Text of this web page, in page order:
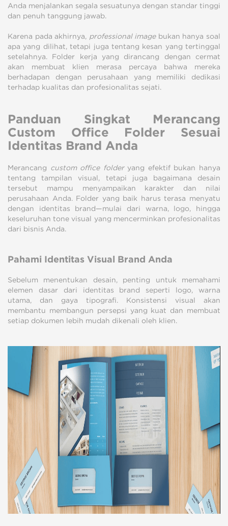
Anda menjalankan segala sesuatunya dengan standar tinggi
dan penuh tanggung jawab.
Karena pada akhirnya, professional imagebukan hanya soal
apa yang dilihat, tetapi juga tentang kesan yang tertinggal
setelahnya. Folder kerja yang dirancang dengan cermat
akan membuat klien merasa percaya bahwa mereka
berhadapan dengan perusahaan yang memiliki dedikasi
terhadap kualitas dan profesionalitas sejati.
Panduan Singkat Merancang
Custom Office Folder Sesuai
Identitas Brand Anda
Merancang custom office folderyang efektif bukan hanya
tentang tampilan visual, tetapi juga bagaimana desain
tersebut mampu menyampaikan karakter dan nilai
perusahaan Anda. Folder yang baik harus terasa menyatu
dengan identitas brand—mulai dari warna, logo, hingga
keseluruhan tone visual yang mencerminkan profesionalitas
dari bisnis Anda.
Pahami Identitas Visual Brand Anda
Sebelum menentukan desain, penting untuk memahami
elemen dasar dari identitas brand seperti logo, warna
utama, dan gaya tipografi. Konsistensi visual akan
membantu membangun persepsi yang kuat dan membuat
setiap dokumen lebih mudah dikenali oleh klien.